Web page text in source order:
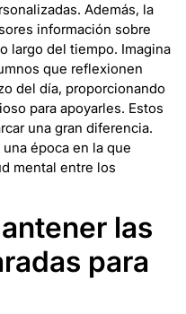
Además, la
información sobre
largo del tiempo. Imagina
que reflexionen
del día, proporcionando
para apoyarles. Estos
una gran diferencia.
época en la que
mental entre los
las
para